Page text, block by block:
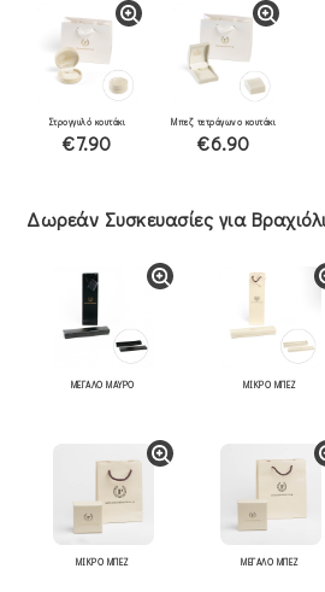
Στρογγυλό κουτάκι
€7.90
Μπεζ τετράγωνο κουτάκι
€6.90
Δωρεάν Συσκευασίες για
ΜΕΓΑΛΟ ΜΑΥΡΟ ΜΙΚΡΟ ΜΠΕΖ
ΜΙΚΡΟ ΜΠΕΖ ΜΕΓΑΛΟ ΜΠΕΖ